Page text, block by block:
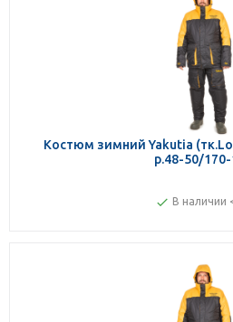
Костюм зимний Yakutia
р.48-50/
В наличии